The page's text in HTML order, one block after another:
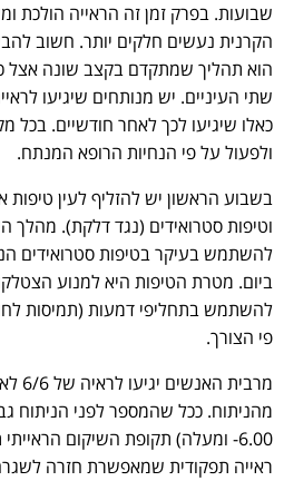
שבועות. בפרק זמן זה הראייה הולכת
הקרנית נעשים חלקים יותר. חשוב
הוא תהליך שמתקדם בקצב שונה אצל
שתי העיניים. יש מנותחים שיגיעו
כאלו שיגיעו לכך לאחר חודשיים. בכל
ולפעול על פי הנחיות הרופא המנתח.
בשבוע הראשון יש להזליף לעין טיפות
וטיפות סטרואידים (נגד דלקת).
ביום. מטרת הטיפות היא למנוע
להשתמש בתחליפי דמעות (תמיסות
פי הצורך.
מהניתוח. ככל שהמספר לפני הניתוח
6.00- ומעלה) תקופת השיקום
ראייה תפקודית שמאפשרת חזרה